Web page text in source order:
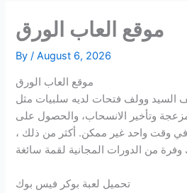
موقع العاب الورق
By/August 6, 2026
موقع العاب الورق
السيد وولف فتحات لديه سلبيات مثل
وتأخير الانسحاب، والحصول على
في وقت واحد غير ممكن. أكثر من ذلك ،
تحميل لعبة بوكر فيس بوك